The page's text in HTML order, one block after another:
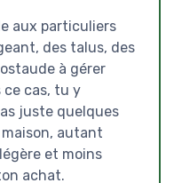
aux particuliers
des talus, des
à gérer
ce cas, tu y
juste quelques
autant
et moins
achat.